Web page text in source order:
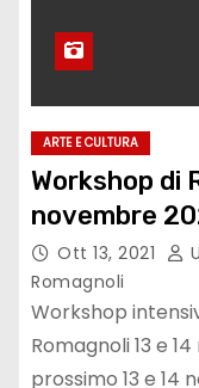
ARTE E CULTURA
Workshop di
novembre
Ott 13, 2021
Romagnoli
Workshop
Romagnoli 13 e
prossimo 13 e 14